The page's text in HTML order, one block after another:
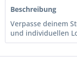
Beschreibung
Verpasse deinem
und individuellen